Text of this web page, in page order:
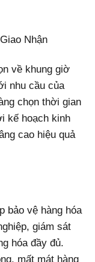
Nhận
về khung giờ
nhu cầu của
chọn thời gian
kế hoạch kinh
cao hiệu quả
bảo vệ hàng hóa
giám sát
hóa đầy đủ.
mất mát hàng